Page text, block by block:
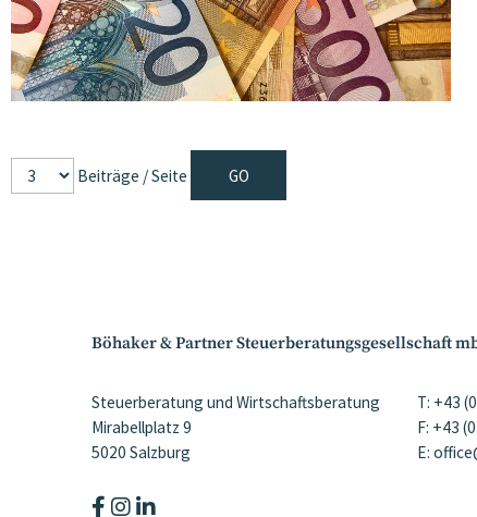
Beiträge / Seite
Böhaker & Partner Steuerberatungsgesellschaft
Steuerberatung und Wirtschaftsberatung
Mirabellplatz 9
5020 Salzburg
T: +43
F: +43
E: